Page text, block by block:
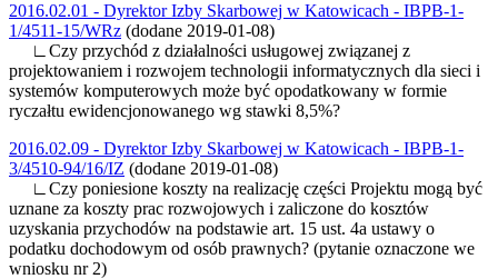
2016.02.01 - Dyrektor Izby Skarbowej w Katowicach - IBPB-1-
1/4511-15/WRz (dodane 2019-01-08)
∟Czy przychód z działalności usługowej związanej z
projektowaniem i rozwojem technologii informatycznych dla sieci i
systemów komputerowych może być opodatkowany w formie
ryczałtu ewidencjonowanego wg stawki 8,5%?
2016.02.09 - Dyrektor Izby Skarbowej w Katowicach - IBPB-1-
3/4510-94/16/IZ (dodane 2019-01-08)
∟Czy poniesione koszty na realizację części Projektu mogą być
uznane za koszty prac rozwojowych i zaliczone do kosztów
uzyskania przychodów na podstawie art. 15 ust. 4a ustawy o
podatku dochodowym od osób prawnych? (pytanie oznaczone we
wniosku nr 2)